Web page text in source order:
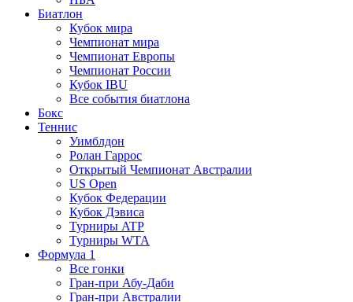
Биатлон
Кубок мира
Чемпионат мира
Чемпионат Европы
Чемпионат России
Кубок IBU
Все события биатлона
Бокс
Теннис
Уимблдон
Ролан Гаррос
Открытый Чемпионат Австралии
US Open
Кубок Федерации
Кубок Дэвиса
Турниры ATP
Турниры WTA
Формула 1
Все гонки
Гран-при Абу-Даби
Гран-при Австралии